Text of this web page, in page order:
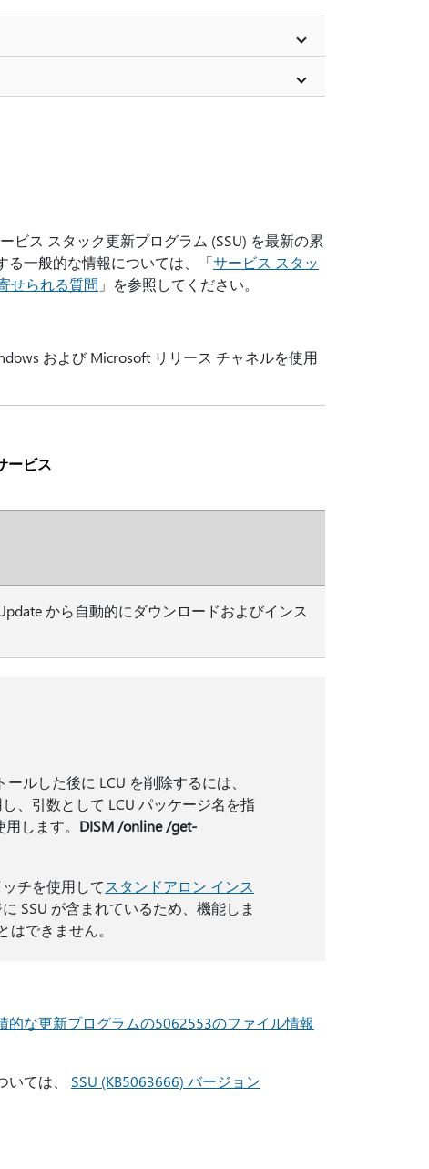
ビス スタック更新プログラム (SSU) を最新の累
る一般的な情報については、「サービス スタッ
せられる質問 」を参照してください。
および Microsoft リリース チャネルを使用
ービス
から自動的にダウンロードおよびインス
ルした後に LCU を削除するには、
、引数として LCU パッケージ名を指
します。 DISM /online /get-
ッチを使用してスタンドアロン インス
SSU が含まれているため、機能しま
できません。
的な更新プログラムの5062553のファイル情報
ては、 SSU (KB5063666) バージョン